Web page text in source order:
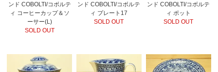
ンド COBOLTI/コボルテ
ィ コーヒーカップ＆ソ
ーサー(L)
SOLD OUT
ンド COBOLTI/コボルテ
ィ プレート17
SOLD OUT
ンド COBOLTI/コボルテ
ィ ポット
SOLD OUT